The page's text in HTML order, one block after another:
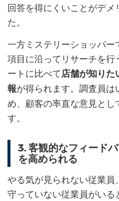
回答を得にくいことがデメ
た。
一方ミステリーショッパ
項目に沿ってリサーチを
ートに比べて店舗が知りた
報が得られます。調査員
め、顧客の率直な意見とし
す。
3. 客観的なフィード
を高められる
やる気が見られない従業
守っていない従業員がいる